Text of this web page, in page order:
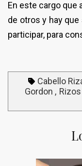
En este cargo que
de otros y hay que
participar, para
Cabello
Gordon
Rizos